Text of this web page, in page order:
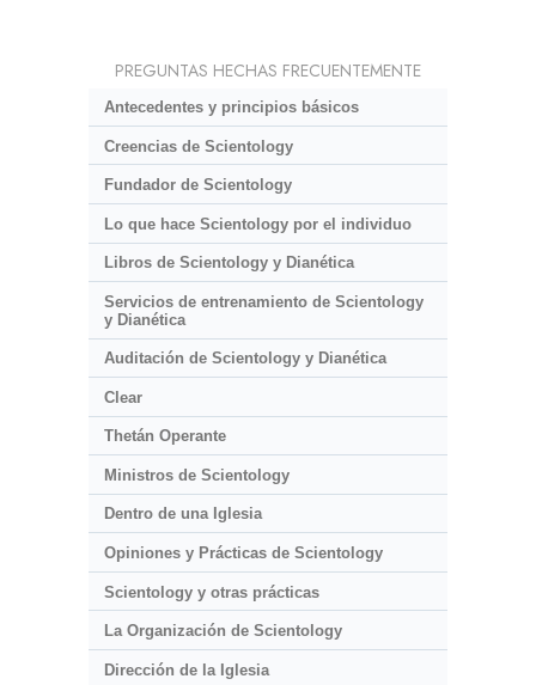
PREGUNTAS HECHAS FRECUENTEMENTE
Antecedentes y principios básicos
Creencias de Scientology
Fundador de Scientology
Lo que hace Scientology por el individuo
Libros de Scientology y Dianética
Servicios de entrenamiento de Scientology
y Dianética
Auditación de Scientology y Dianética
Clear
Thetán Operante
Ministros de Scientology
Dentro de una Iglesia
Opiniones y Prácticas de Scientology
Scientology y otras prácticas
La Organización de Scientology
Dirección de la Iglesia